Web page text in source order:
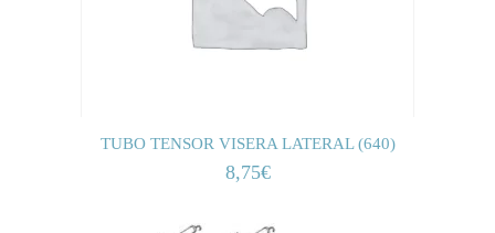
TUBO TENSOR VISERA LATERAL (640)
8,75€